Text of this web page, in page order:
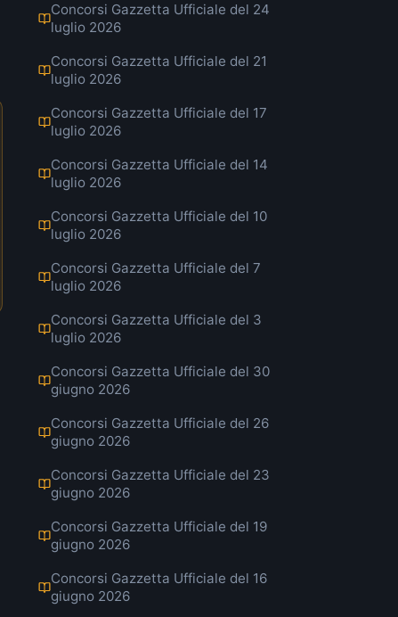
Concorsi Gazzetta Ufficiale del 24
luglio 2026
Concorsi Gazzetta Ufficiale del 21
luglio 2026
Concorsi Gazzetta Ufficiale del 17
luglio 2026
Concorsi Gazzetta Ufficiale del 14
luglio 2026
Concorsi Gazzetta Ufficiale del 10
luglio 2026
Concorsi Gazzetta Ufficiale del 7
luglio 2026
Concorsi Gazzetta Ufficiale del 3
luglio 2026
Concorsi Gazzetta Ufficiale del 30
giugno 2026
Concorsi Gazzetta Ufficiale del 26
giugno 2026
Concorsi Gazzetta Ufficiale del 23
giugno 2026
Concorsi Gazzetta Ufficiale del 19
giugno 2026
Concorsi Gazzetta Ufficiale del 16
giugno 2026